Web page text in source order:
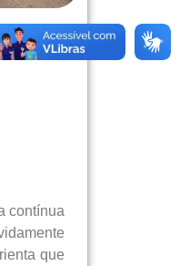
da
7h às
contínua
que